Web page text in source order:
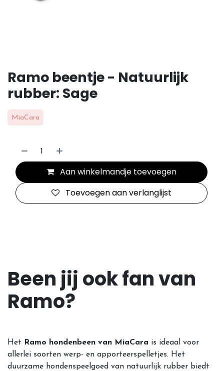
Ramo beentje - Natuurlijk
rubber: Sage
MiaCara
Aan winkelmandje toevoegen
Toevoegen aan verlanglijst
Been jij ook fan van
Ramo?
Het Ramo hondenbeen van MiaCara is ideaal voor
allerlei soorten werp- en apporteerspelletjes. Het
duurzame hondenspeelgoed van natuurlijk rubber biedt